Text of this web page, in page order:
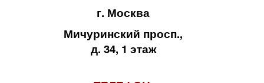
г. Москва
Мичуринский просп.,
д. 34, 1 этаж